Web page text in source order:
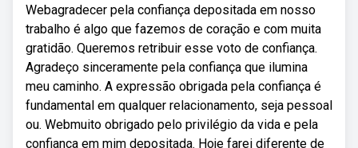
Webagradecer pela confiança depositada em nosso
trabalho é algo que fazemos de coração e com muita
gratidão. Queremos retribuir esse voto de confiança.
Agradeço sinceramente pela confiança que ilumina
meu caminho. A expressão obrigada pela confiança é
fundamental em qualquer relacionamento, seja pessoal
ou. Webmuito obrigado pelo privilégio da vida e pela
confiança em mim depositada. Hoje farei diferente de